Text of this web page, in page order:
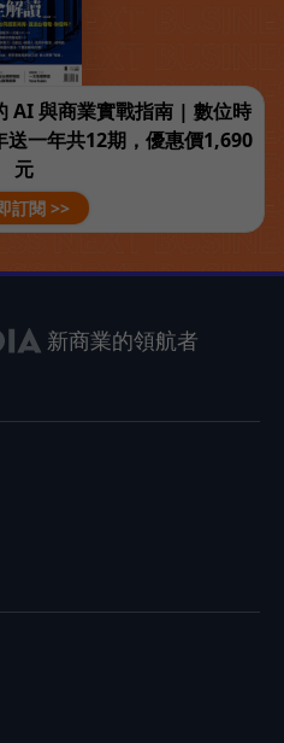
AI 與商業實戰指南 | 數位時
一年共12期，優惠價1,690
元
訂閱 >>
新商業的領航者